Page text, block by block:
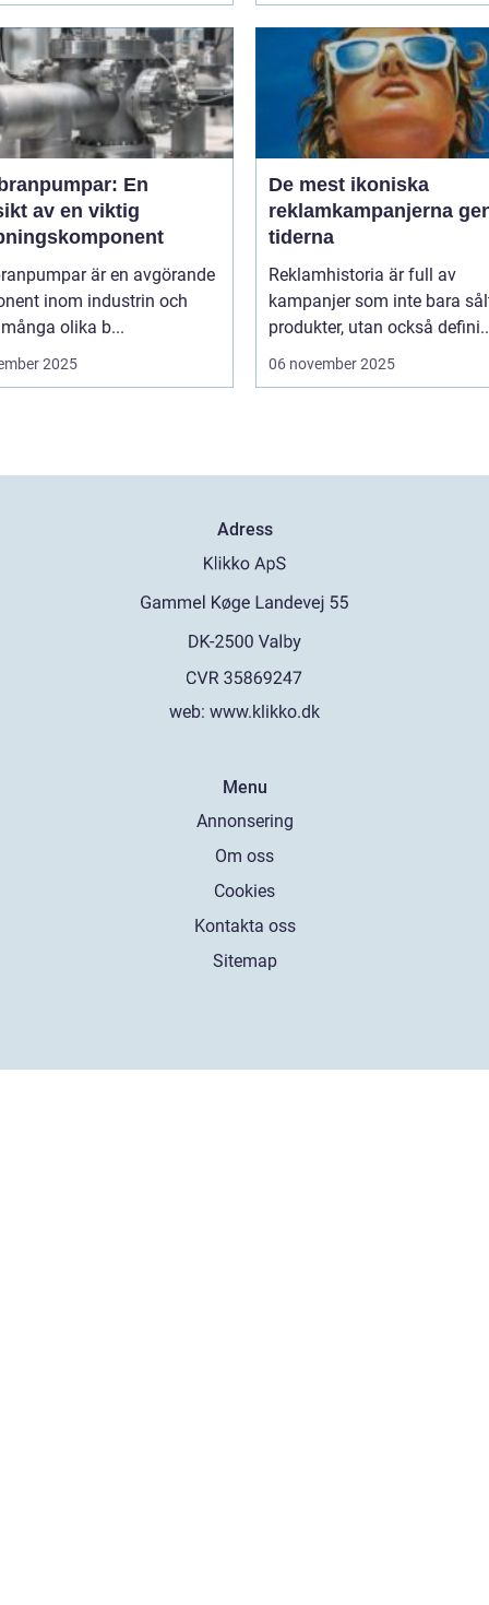
En
av en viktig
är en avgörande
inom industrin och
olika b...
2025
De mest ikoniska
reklamkampanjerna
tiderna
Reklamhistoria är full av
kampanjer som inte bara
produkter, utan också
06 november 2025
Adress
web: www.klikko.dk
Menu
Annonsering
Om oss
Cookies
Kontakta oss
Sitemap